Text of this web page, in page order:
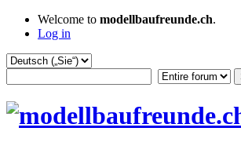
Welcome to modellbaufreunde.ch.
Log in